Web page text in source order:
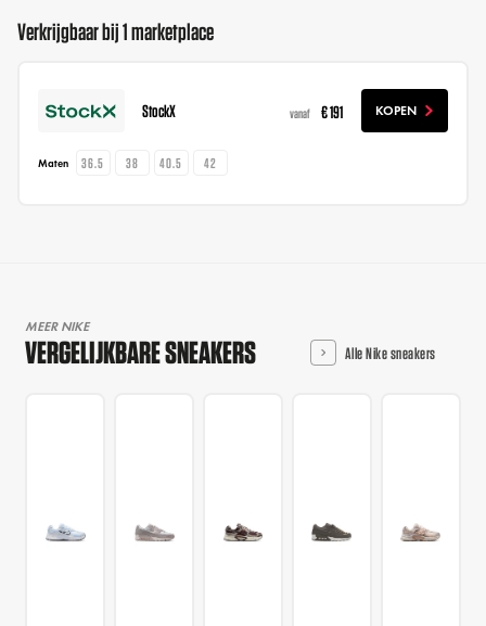
Verkrijgbaar bij 1 marketplace
StockX vanaf € 191 KOPEN
Maten 36.5 38 40.5 42
MEER NIKE
VERGELIJKBARE SNEAKERS Alle Nike sneakers